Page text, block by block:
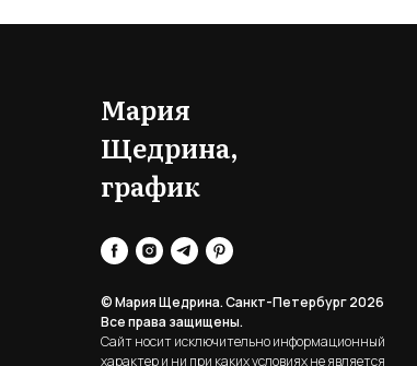
Мария
Щедрина,
график
© Мария Щедрина. Санкт-Петербург 2026
Все права защищены.
Сайт носит исключительно информационный
характер и ни при каких условиях не является